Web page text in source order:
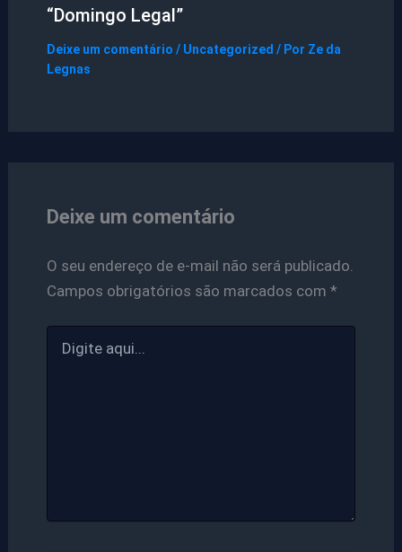
“Domingo Legal”
Deixe um comentário / Uncategorized / Por Ze da
Legnas
Deixe um comentário
O seu endereço de e-mail não será publicado.
Campos obrigatórios são marcados com *
aqui...